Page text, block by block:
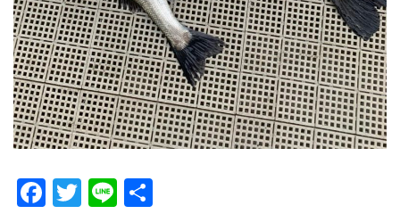
Facebook
Twitter
Line